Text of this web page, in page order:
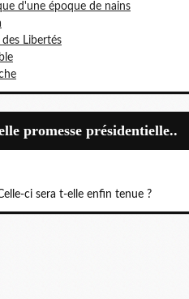
d'une époque de nains
Libertés
promesse présidentielle..
ci sera t-elle enfin tenue ?